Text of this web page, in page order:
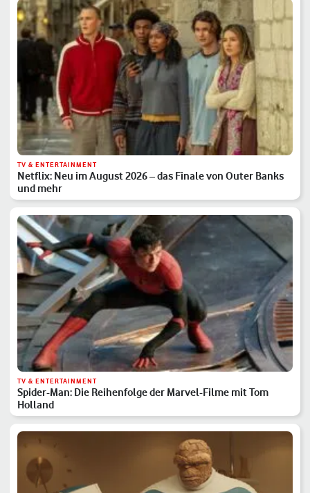
TV & ENTERTAINMENT
Netflix: Neu im August 2026 – das Finale von Outer Banks
und mehr
TV & ENTERTAINMENT
Spider-Man: Die Reihenfolge der Marvel-Filme mit Tom
Holland